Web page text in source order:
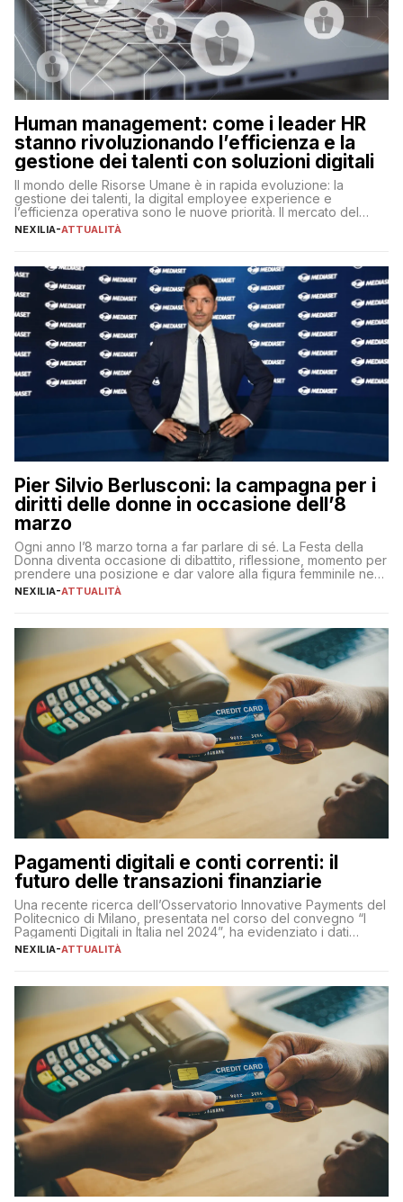
Human management: come i leader HR
stanno rivoluzionando l’efficienza e la
gestione dei talenti con soluzioni digitali
Il mondo delle Risorse Umane è in rapida evoluzione: la
gestione dei talenti, la digital employee experience e
l’efficienza operativa sono le nuove priorità. Il mercato del
lavoro, d’altra parte, è sempre più competitivo con una lotta
NEXILIA-ATTUALITÀ
Pier Silvio Berlusconi: la campagna per i
diritti delle donne in occasione dell’8
marzo
Ogni anno l’8 marzo torna a far parlare di sé. La Festa della
Donna diventa occasione di dibattito, riflessione, momento per
prendere una posizione e dar valore alla figura femminile nella
sua complessità e crucialità. A lanciare un messaggio “forte e
NEXILIA-ATTUALITÀ
Pagamenti digitali e conti correnti: il
futuro delle transazioni finanziarie
Una recente ricerca dell’Osservatorio Innovative Payments del
Politecnico di Milano, presentata nel corso del convegno “I
Pagamenti Digitali in Italia nel 2024”, ha evidenziato i dati
definitivi del primo semestre 2024 relativamente alle
NEXILIA-ATTUALITÀ